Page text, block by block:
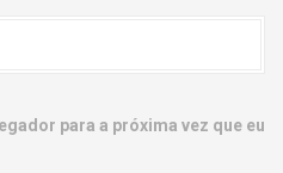
para a próxima vez que eu